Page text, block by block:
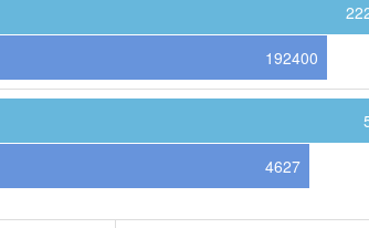
192400
4627